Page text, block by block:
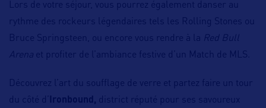
Lors de votre séjour, vous pourrez également danser au
rythme des rockeurs légendaires tels les Rolling Stones ou
Bruce Springsteen, ou encore vous rendre à la Red Bull
Arena et profiter de l’ambiance festive d’un Match de MLS.
Découvrez l’art du soufflage de verre et partez faire un tour
du côté d’
Ironbound, district réputé pour ses savoureux